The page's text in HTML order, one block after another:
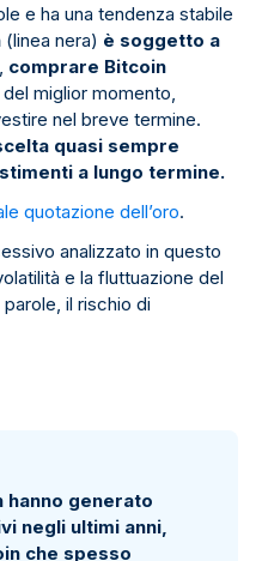
e ha una tendenza stabile
(linea nera) è soggetto a
comprare Bitcoin
del miglior momento,
nel breve termine.
quasi sempre
a lungo termine.
quotazione dell’oro.
analizzato in questo
e la fluttuazione del
il rischio di
hanno generato
negli ultimi anni,
che spesso